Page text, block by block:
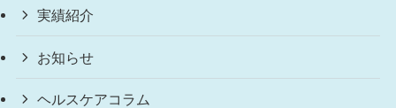
実績紹介
お知らせ
ヘルスケアコラム